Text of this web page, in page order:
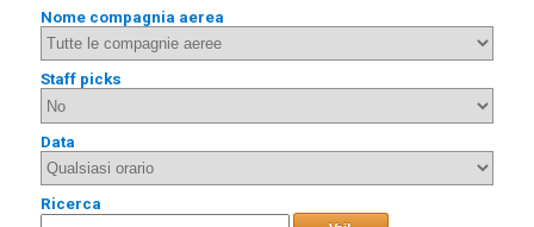
Nome compagnia aerea
Staff picks
Data
Ricerca